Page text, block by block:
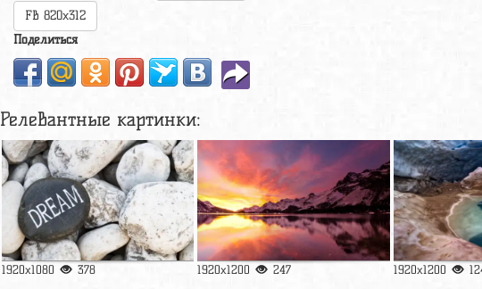
FB 820x312
Поделиться
Релевантные картинки:
1920x1080 378 1920x1200 247 1920x1200